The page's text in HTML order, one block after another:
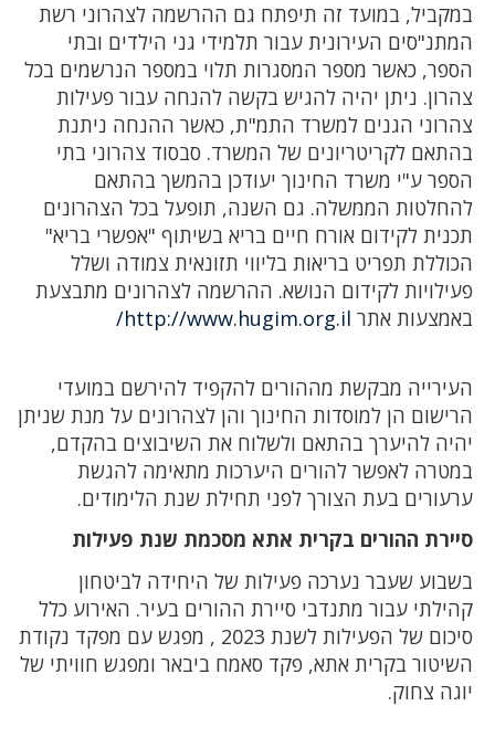
במקביל, במועד זה תיפתח גם ההרשמה לצהרוני רשת
המתנ"סים העירונית עבור תלמידי גני הילדים ובתי
הספר, כאשר מספר המסגרות תלוי במספר הנרשמים בכל
צהרון. ניתן יהיה להגיש בקשה להנחה עבור פעילות
צהרוני הגנים למשרד התמ"ת, כאשר ההנחה ניתנת
בהתאם לקריטריונים של המשרד. סבסוד צהרוני בתי
הספר ע"י משרד החינוך יעודכן בהמשך בהתאם
להחלטות הממשלה. גם השנה, תופעל בכל הצהרונים
תכנית לקידום אורח חיים בריא בשיתוף "אפשרי בריא"
הכוללת תפריט בריאות בליווי תזונאית צמודה ושלל
פעילויות לקידום הנושא. ההרשמה לצהרונים מתבצעת
באמצעות אתר http://www.hugim.org.il/
העירייה מבקשת מההורים להקפיד להירשם במועדי
הרישום הן למוסדות החינוך והן לצהרונים על מנת שניתן
יהיה להיערך בהתאם ולשלוח את השיבוצים בהקדם,
במטרה לאפשר להורים היערכות מתאימה להגשת
ערעורים בעת הצורך לפני תחילת שנת הלימודים.
סיירת ההורים בקרית אתא מסכמת שנת פעילות
בשבוע שעבר נערכה פעילות של היחידה לביטחון
קהילתי עבור מתנדבי סיירת ההורים בעיר. האירוע כלל
סיכום של הפעילות לשנת 2023 , מפגש עם מפקד נקודת
השיטור בקרית אתא, פקד סאמח ביבאר ומפגש חוויתי של
יוגה צחוק.